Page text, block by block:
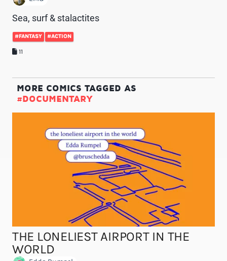
Sea, surf & stalactites
#FANTASY #ACTION
11
MORE COMICS TAGGED AS
#DOCUMENTARY
THE LONELIEST AIRPORT IN THE
WORLD